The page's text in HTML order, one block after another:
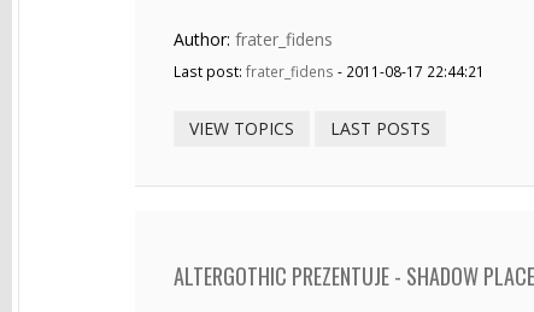
Author: frater_fidens
Last post: frater_fidens - 2011-08-17 22:44:21
VIEW TOPICS LAST POSTS
ALTERGOTHIC PREZENTUJE - SHADOW